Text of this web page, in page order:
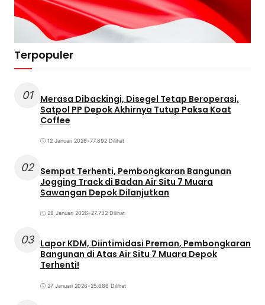
Terpopuler
01
Merasa Dibackingi, Disegel Tetap Beroperasi,
Satpol PP Depok Akhirnya Tutup Paksa Koat
Coffee
12 Januari 2026•77.892 Dilihat
02 Sempat Terhenti, Pembongkaran Bangunan
Jogging Track di Badan Air Situ 7 Muara
Sawangan Depok Dilanjutkan
28 Januari 2026•27.732 Dilihat
03 Lapor KDM, Diintimidasi Preman, Pembongkaran
Bangunan di Atas Air Situ 7 Muara Depok
Terhenti!
27 Januari 2026•25.686 Dilihat